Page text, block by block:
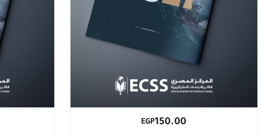
EGP150.00